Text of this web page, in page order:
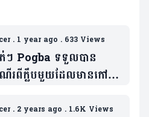
. 1 year ago . 633 Views
ត់ៗ Pogba ទទួលបាន
រពីក្លឹបមួយដែលមានកៅអី
. 2 years ago . 1.6K Views